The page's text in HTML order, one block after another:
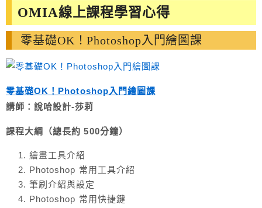
OMIA線上課程學習心得
零基礎OK！Photoshop入門繪圖課
零基礎OK！Photoshop入門繪圖課
講師：說哈設計-莎莉
課程大綱（總長約 500分鐘）
繪畫工具介紹
Photoshop 常用工具介紹
筆刷介紹與設定
Photoshop 常用快捷鍵